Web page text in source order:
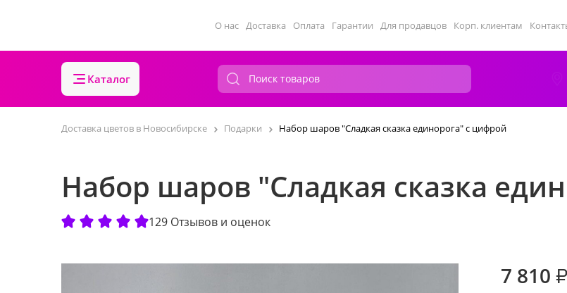
О нас Доставка Оплата Гарантии Для продавцов Корп. клиентам
Каталог
Доставка цветов в Новосибирске Подарки Набор шаров "Сладкая сказка единорога" с цифрой
Набор шаров "Сладкая сказка
129 Отзывов и оценок
7 810 ₽